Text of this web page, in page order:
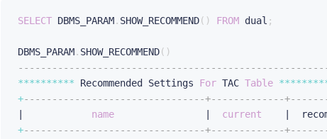
SELECT DBMS_PARAM. SHOW_RECOMMEND( ) FROM dual ;
DBMS_PARAM. SHOW_RECOMMEND( )
********** Recommended Settings For TAC Table ********
+--------------------------------+-------------
name current
+--------------------------------+-------------